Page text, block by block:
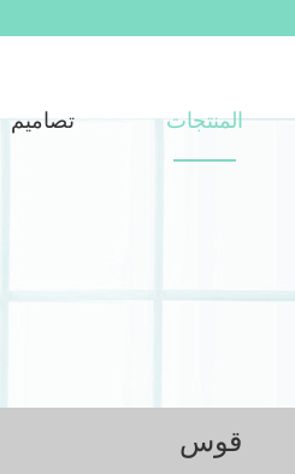
المنتجات تصاميم
قوس